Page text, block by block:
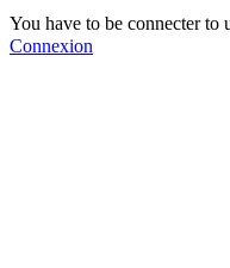
You have to be connecter to
Connexion